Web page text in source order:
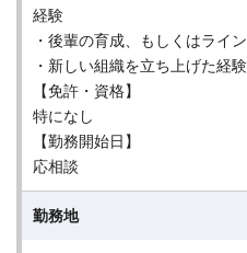
経験
・後輩の育成、もしくはライ
・新しい組織を立ち上げた経験
【免許・資格】
特になし
【勤務開始日】
応相談
勤務地